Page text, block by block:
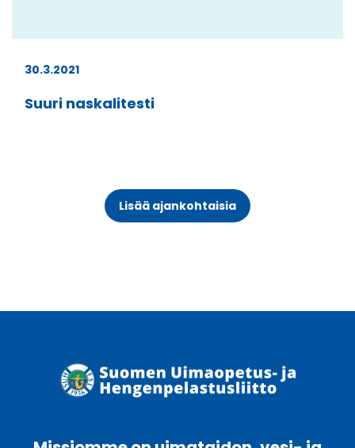
30.3.2021
Suuri naskalitesti
Lisää ajankohtaisia